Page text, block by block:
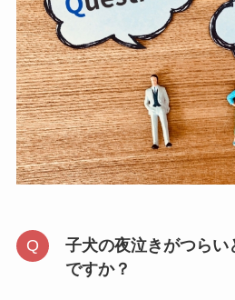
子犬の夜泣きがつらい
ですか？